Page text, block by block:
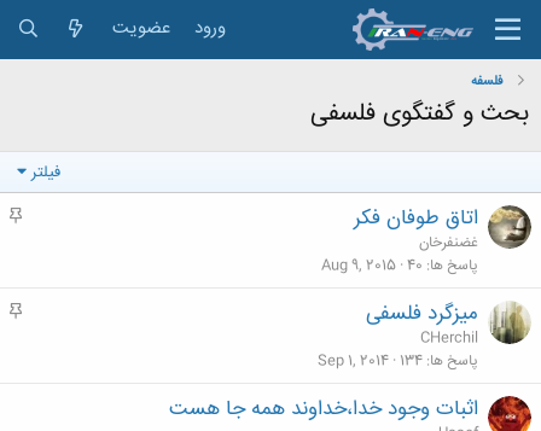
ورود عضویت
فلسفه
بحث و گفتگوی فلسفی
فیلتر
م
اتاق طوفان فکر
غضنفرخان
پاسخ ها 40
Aug 9, 2015
م
میزگرد فلسفی
CHerchil
پاسخ ها 134
Sep 1, 2014
اثبات وجود خدا،خداوند همه جا هست